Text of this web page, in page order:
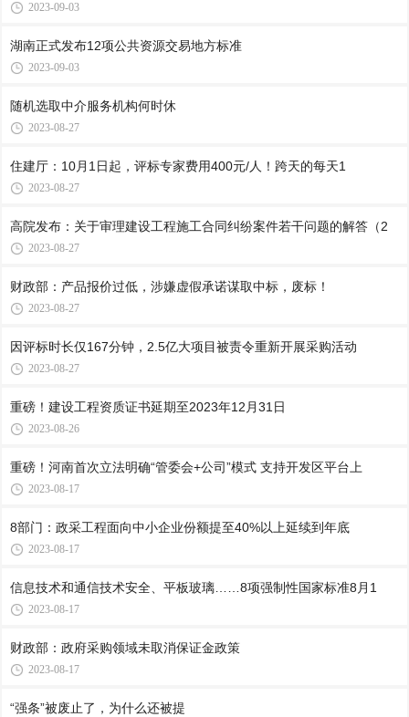
2023-09-03
湖南正式发布12项公共资源交易地方标准
2023-09-03
随机选取中介服务机构何时休
2023-08-27
住建厅：10月1日起，评标专家费用400元/人！跨天的每天1
2023-08-27
高院发布：关于审理建设工程施工合同纠纷案件若干问题的解答（2
2023-08-27
财政部：产品报价过低，涉嫌虚假承诺谋取中标，废标！
2023-08-27
因评标时长仅167分钟，2.5亿大项目被责令重新开展采购活动
2023-08-27
重磅！建设工程资质证书延期至2023年12月31日
2023-08-26
重磅！河南首次立法明确“管委会+公司”模式 支持开发区平台上
2023-08-17
8部门：政采工程面向中小企业份额提至40%以上延续到年底
2023-08-17
信息技术和通信技术安全、平板玻璃……8项强制性国家标准8月1
2023-08-17
财政部：政府采购领域未取消保证金政策
2023-08-17
“强条”被废止了，为什么还被提